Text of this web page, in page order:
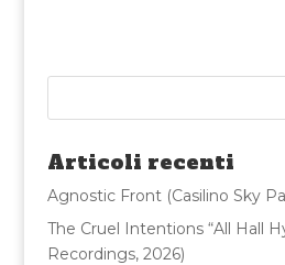
e
b
o
o
k
te
r
l
di
vi
di
Articoli recenti
Agnostic Front (Casilino Sky
The Cruel Intentions “All Hall
Recordings, 2026)